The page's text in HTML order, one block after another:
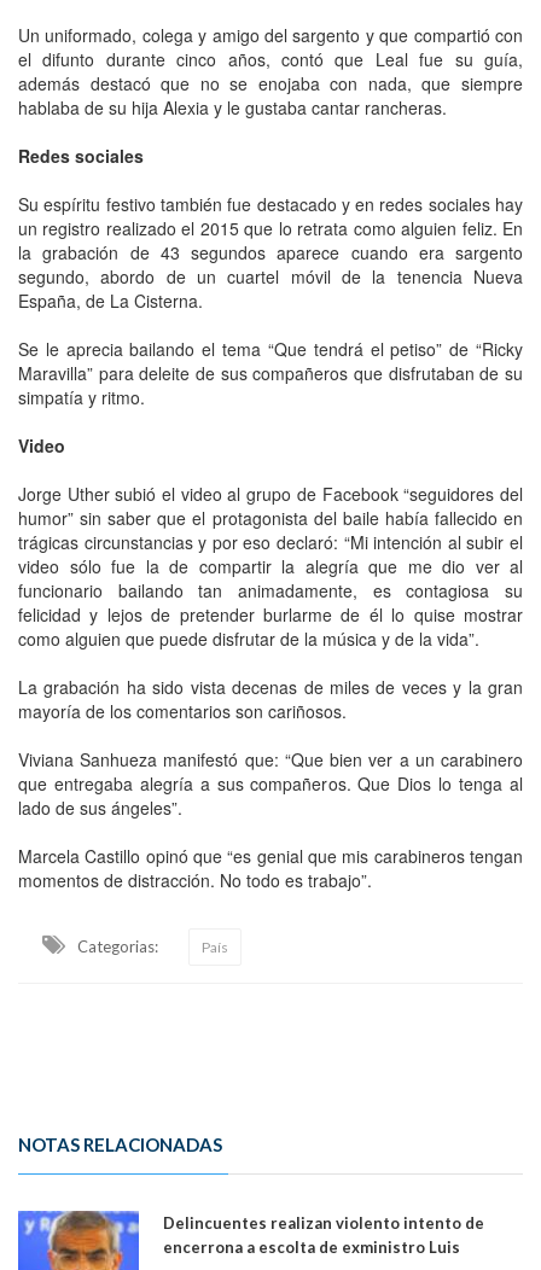
Un uniformado, colega y amigo del sargento y que compartió con
el difunto durante cinco años, contó que Leal fue su guía,
además destacó que no se enojaba con nada, que siempre
hablaba de su hija Alexia y le gustaba cantar rancheras.
Redes sociales
Su espíritu festivo también fue destacado y en redes sociales hay
un registro realizado el 2015 que lo retrata como alguien feliz. En
la grabación de 43 segundos aparece cuando era sargento
segundo, abordo de un cuartel móvil de la tenencia Nueva
España, de La Cisterna.
Se le aprecia bailando el tema “Que tendrá el petiso” de “Ricky
Maravilla” para deleite de sus compañeros que disfrutaban de su
simpatía y ritmo.
Video
Jorge Uther subió el video al grupo de Facebook “seguidores del
humor” sin saber que el protagonista del baile había fallecido en
trágicas circunstancias y por eso declaró: “Mi intención al subir el
video sólo fue la de compartir la alegría que me dio ver al
funcionario bailando tan animadamente, es contagiosa su
felicidad y lejos de pretender burlarme de él lo quise mostrar
como alguien que puede disfrutar de la música y de la vida”.
La grabación ha sido vista decenas de miles de veces y la gran
mayoría de los comentarios son cariñosos.
Viviana Sanhueza manifestó que: “Que bien ver a un carabinero
que entregaba alegría a sus compañeros. Que Dios lo tenga al
lado de sus ángeles”.
Marcela Castillo opinó que “es genial que mis carabineros tengan
momentos de distracción. No todo es trabajo”.
Categorias: País
NOTAS RELACIONADAS
Delincuentes realizan violento intento de
encerrona a escolta de exministro Luis